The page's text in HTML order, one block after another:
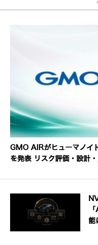
GMO AIRがヒューマノイ
を発表 リスク評価・設計
能